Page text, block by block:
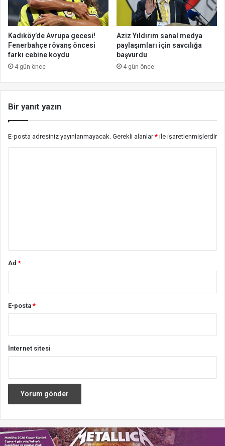
Kadıköy’de Avrupa gecesi!
Fenerbahçe rövanş öncesi
farkı cebine koydu
4 gün önce
Aziz Yıldırım sanal medya
paylaşımları için savcılığa
başvurdu
4 gün önce
Bir yanıt yazın
E-posta adresiniz yayınlanmayacak. Gerekli alanlar* ile işaretlenmişlerdir
Ad*
E-posta*
İnternet sitesi